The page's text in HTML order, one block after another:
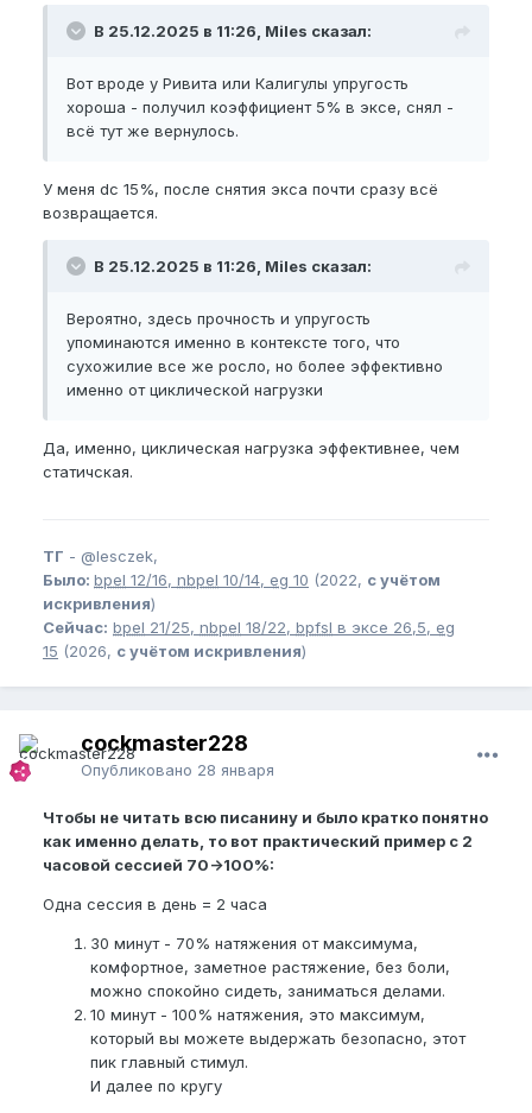
В 25.12.2025 в 11:26, Miles сказал:
Вот вроде у Ривита или Калигулы упругость
хороша - получил коэффициент 5% в эксе, снял -
всё тут же вернулось.
У меня dc 15%, после снятия экса почти сразу всё
возвращается.
В 25.12.2025 в 11:26, Miles сказал:
Вероятно, здесь прочность и упругость
упоминаются именно в контексте того, что
сухожилие все же росло, но более эффективно
именно от циклической нагрузки
Да, именно, циклическая нагрузка эффективнее, чем
статичская.
ТГ - @lesczek,
Было: bpel 12/16, nbpel 10/14, eg 10 (2022, с учётом
искривления)
Сейчас: bpel 21/25, nbpel 18/22, bpfsl в эксе 26,5, eg
15 (2026, с учётом искривления)
cockmaster228
Опубликовано 28 января
Чтобы не читать всю писанину и было кратко понятно
как именно делать, то вот практический пример с 2
часовой сессией 70->100%:
Одна сессия в день = 2 часа
30 минут - 70% натяжения от максимума,
комфортное, заметное растяжение, без боли,
можно спокойно сидеть, заниматься делами.
10 минут - 100% натяжения, это максимум,
который вы можете выдержать безопасно, этот
пик главный стимул.
И далее по кругу